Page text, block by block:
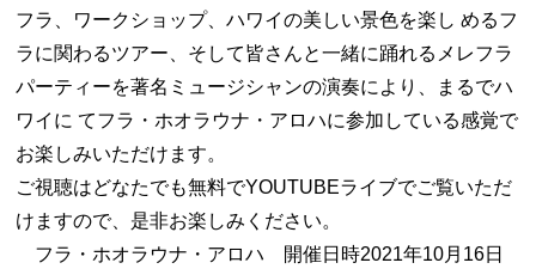
フラ、ワークショップ、ハワイの美しい景色を楽し めるフ
ラに関わるツアー、そして皆さんと一緒に踊れるメレフラ
パーティーを著名ミュージシャンの演奏により、まるでハ
ワイに てフラ・ホオラウナ・アロハに参加している感覚で
お楽しみいただけます。
ご視聴はどなたでも無料でYOUTUBEライブでご覧いただ
けますので、是非お楽しみください。
フラ・ホオラウナ・アロハ 開催日時2021年10月16日